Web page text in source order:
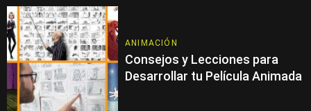
ANIMACIÓN
Consejos y Lecciones para
Desarrollar tu Película Animada